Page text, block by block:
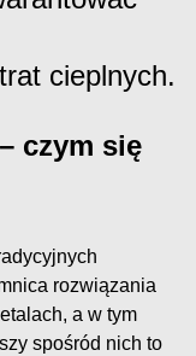
cieplnych.
czym się
rozwiązania
a w tym
spośród nich to